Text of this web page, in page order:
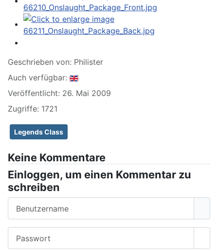
Geschrieben von: Philister
Auch verfügbar:
Veröffentlicht: 26. Mai 2009
Zugriffe: 1721
Legends Class
Keine Kommentare
Einloggen, um einen Kommentar zu
schreiben